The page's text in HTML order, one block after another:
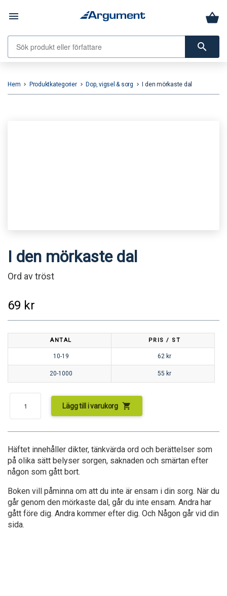
menu
search
Hem keyboard_arrow_right Produktkategorier keyboard_arrow_right Dop, vigsel & sorg keyboard_arrow_right I den mörkaste dal
I den mörkaste dal
Ord av tröst
69 kr
ANTAL PRIS / ST
10-19 62 kr
20-1000 55 kr
Lägg till i varukorg shopping_cart
Häftet innehåller dikter, tänkvärda ord och berättelser som
på olika sätt belyser sorgen, saknaden och smärtan efter
någon som gått bort.
Boken vill påminna om att du inte är ensam i din sorg. När du
går genom den mörkaste dal, går du inte ensam. Andra har
gått före dig. Andra kommer efter dig. Och Någon går vid din
sida.